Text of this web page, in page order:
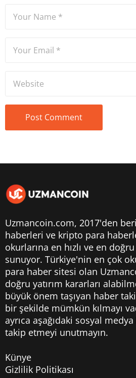
Uzmancoin.com, 2017'den
haberleri ve kripto para
okurlarına en hızlı ve en
sunuyor. Türkiye'nin en çok
para haber sitesi olan
doğru yatırım kararları
büyük önem taşıyan haber
bir şekilde mümkün kılmayı
ayrıca aşağıdaki sosyal
takip etmeyi unutmayın.
Künye
Gizlilik Politikası